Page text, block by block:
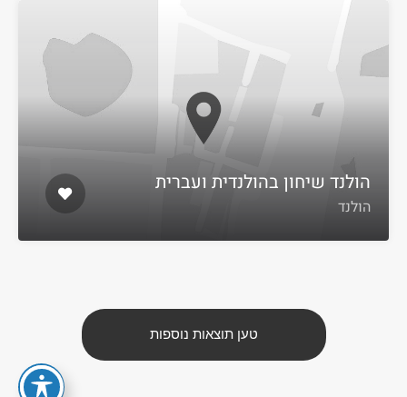
הולנד שיחון בהולנדית ועברית
הולנד
טען תוצאות נוספות